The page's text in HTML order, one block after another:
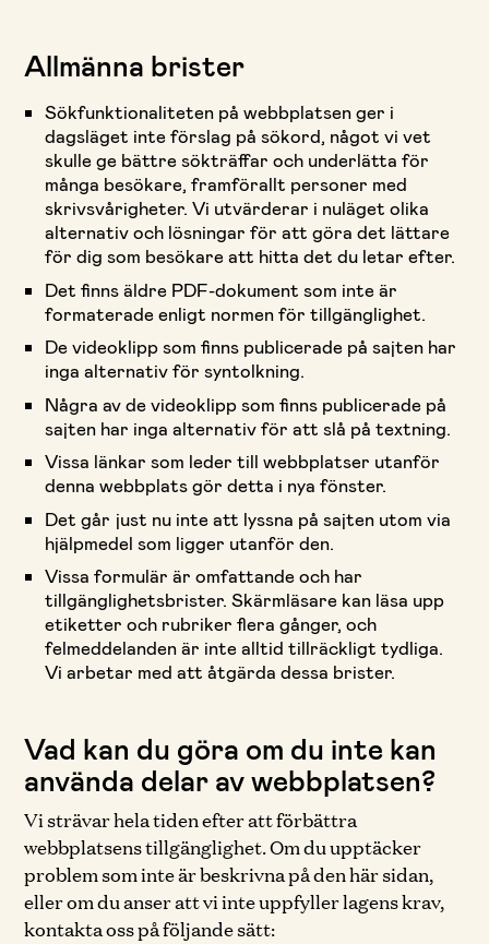
Allmänna brister
Sökfunktionaliteten på webbplatsen ger i
dagsläget inte förslag på sökord, något vi vet
skulle ge bättre sökträffar och underlätta för
många besökare, framförallt personer med
skrivsvårigheter. Vi utvärderar i nuläget olika
alternativ och lösningar för att göra det lättare
för dig som besökare att hitta det du letar efter.
Det finns äldre PDF-dokument som inte är
formaterade enligt normen för tillgänglighet.
De videoklipp som finns publicerade på sajten har
inga alternativ för syntolkning.
Några av de videoklipp som finns publicerade på
sajten har inga alternativ för att slå på textning.
Vissa länkar som leder till webbplatser utanför
denna webbplats gör detta i nya fönster.
Det går just nu inte att lyssna på sajten utom via
hjälpmedel som ligger utanför den.
Vissa formulär är omfattande och har
tillgänglighetsbrister. Skärmläsare kan läsa upp
etiketter och rubriker flera gånger, och
felmeddelanden är inte alltid tillräckligt tydliga.
Vi arbetar med att åtgärda dessa brister.
Vad kan du göra om du inte kan
använda delar av webbplatsen?
Vi strävar hela tiden efter att förbättra
webbplatsens tillgänglighet. Om du upptäcker
problem som inte är beskrivna på den här sidan,
eller om du anser att vi inte uppfyller lagens krav,
kontakta oss på följande sätt: